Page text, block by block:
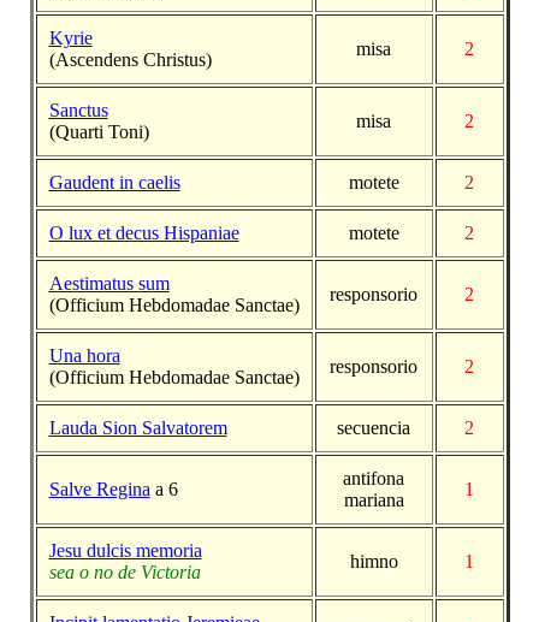
Kyrie
(Ascendens Christus)
misa 2
Sanctus
(Quarti Toni)
misa 2
Gaudent in caelis motete 2
O lux et decus Hispaniae motete 2
Aestimatus sum
(Officium Hebdomadae Sanctae)
responsorio 2
Una hora
(Officium Hebdomadae Sanctae)
responsorio 2
Lauda Sion Salvatorem secuencia 2
Salve Regina a 6
antifona
mariana
1
Jesu dulcis memoria
sea o no de Victoria
himno 1